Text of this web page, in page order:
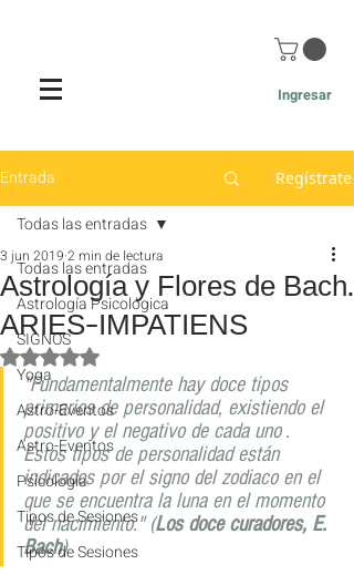
Ingresar
Entrada Regístrate
Todas las entradas
Astrología Psicológica
SIGNOS
Yoga
Astro-Eventos
Astro-Eventos
Psicología
Tipos de Sesiones
Tipos de Sesiones
Todas las entradas
Astrología y Flores de Bach.
ARIES-IMPATIENS
3 jun 2019 2 min de lectura
Obtuvo NaN de 5 estrellas.
"Fundamentalmente hay doce tipos
primarios de personalidad, existiendo el
positivo y el negativo de cada uno .
Estos tipos de personalidad están
indicados por el signo del zodiaco en el
que se encuentra la luna en el momento
del nacimiento." (Los doce curadores, E.
Bach)